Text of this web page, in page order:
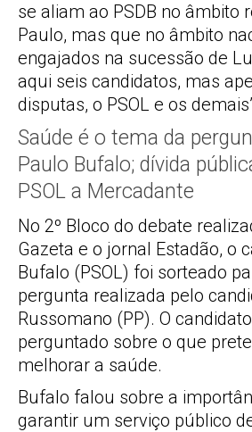
se aliam ao PSDB no âmbito
Paulo, mas que no âmbito
engajados na sucessão de
aqui seis candidatos, mas
disputas, o PSOL e os
Saúde é o tema da
Paulo Bufalo; dívida
PSOL a Mercadante
No 2º Bloco do debate
Gazeta e o jornal Estadão, o
Bufalo (PSOL) foi sorteado
pergunta realizada pelo
Russomano (PP). O
perguntado sobre o que
melhorar a saúde.
Bufalo falou sobre a
garantir um serviço público